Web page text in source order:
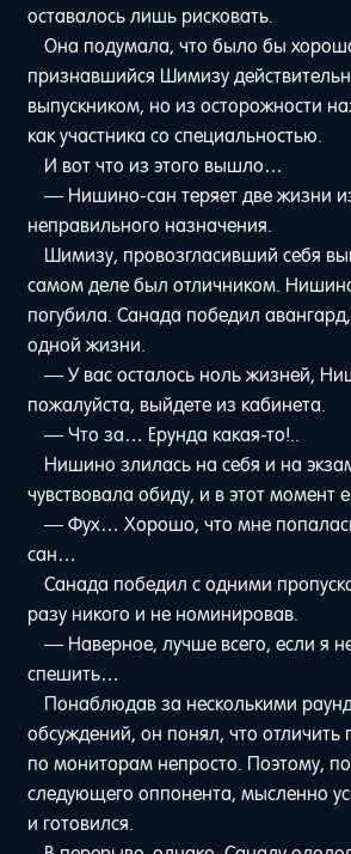
оставалось лишь рисковать.
Она подумала, что было бы
признавшийся Шимизу
выпускником, но из осторожности
как участника со специальностью.
И вот что из этого вышло…
— Нишино-сан теряет две жизни
неправильного назначения.
Шимизу, провозгласивший себя
самом деле был отличником.
погубила. Санада победил
одной жизни.
— У вас осталось ноль жизней,
пожалуйста, выйдете из кабинета.
— Что за… Ерунда какая-то!..
Нишино злилась на себя и на
чувствовала обиду, и в этот момент
— Фух… Хорошо, что мне
сан…
Санада победил с одними
разу никого и не номинировав.
— Наверное, лучше всего, если я
спешить…
Понаблюдав за несколькими
обсуждений, он понял, что отличить
по мониторам непросто. Поэтому,
следующего оппонента, мысленно
и готовился.